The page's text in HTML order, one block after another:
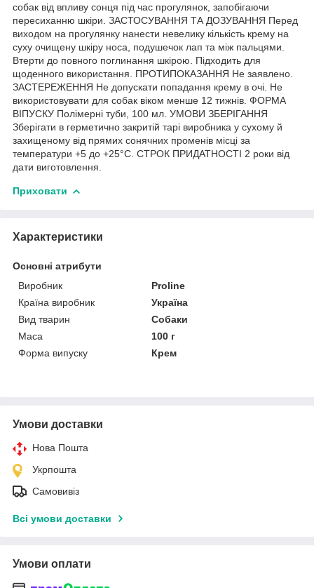
собак від впливу сонця під час прогулянок, запобігаючи
пересиханню шкіри. ЗАСТОСУВАННЯ ТА ДОЗУВАННЯ Перед
виходом на прогулянку нанести невелику кількість крему на
суху очищену шкіру носа, подушечок лап та між пальцями.
Втерти до повного поглинання шкірою. Підходить для
щоденного використання. ПРОТИПОКАЗАННЯ Не заявлено.
ЗАСТЕРЕЖЕННЯ Не допускати попадання крему в очі. Не
використовувати для собак віком менше 12 тижнів. ФОРМА
ВІПУСКУ Полімерні туби, 100 мл. УМОВИ ЗБЕРІГАННЯ
Зберігати в герметично закритій тарі виробника у сухому й
захищеному від прямих сонячних променів місці за
температури +5 до +25°С. СТРОК ПРИДАТНОСТІ 2 роки від
дати виготовлення.
Приховати
Характеристики
Основні атрибути
Виробник
Proline
Країна виробник
Україна
Вид тварин
Собаки
Маса
100 г
Форма випуску
Крем
Умови доставки
Нова Пошта
Укрпошта
Самовивіз
Всі умови доставки
Умови оплати